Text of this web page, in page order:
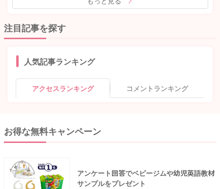
注目記事を探す
人気記事ランキング
アクセスランキング コメントランキング
お得な無料キャンペーン
アンケート回答でベビージムや幼児英語教材
サンプルをプレゼント